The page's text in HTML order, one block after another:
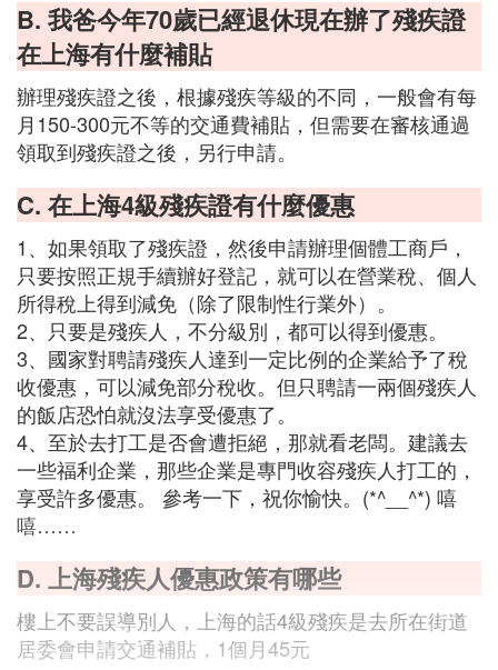
B. 我爸今年70歲已經退休現在辦了殘疾證
在上海有什麼補貼
辦理殘疾證之後，根據殘疾等級的不同，一般會有每
月150-300元不等的交通費補貼，但需要在審核通過
領取到殘疾證之後，另行申請。
C. 在上海4級殘疾證有什麼優惠
1、如果領取了殘疾證，然後申請辦理個體工商戶，
只要按照正規手續辦好登記，就可以在營業稅、個人
所得稅上得到減免（除了限制性行業外）。
2、只要是殘疾人，不分級別，都可以得到優惠。
3、國家對聘請殘疾人達到一定比例的企業給予了稅
收優惠，可以減免部分稅收。但只聘請一兩個殘疾人
的飯店恐怕就沒法享受優惠了。
4、至於去打工是否會遭拒絕，那就看老闆。建議去
一些福利企業，那些企業是專門收容殘疾人打工的，
享受許多優惠。 參考一下，祝你愉快。(*^__^*) 嘻
嘻……
D. 上海殘疾人優惠政策有哪些
樓上不要誤導別人，上海的話4級殘疾是去所在街道
居委會申請交通補貼，1個月45元